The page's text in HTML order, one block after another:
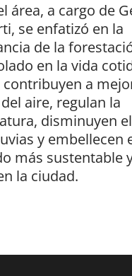
área, a cargo de
se enfatizó en la
de la
en la vida
contribuyen a
aire, regulan la
disminuyen
y embellecen
más sustentable
la ciudad.